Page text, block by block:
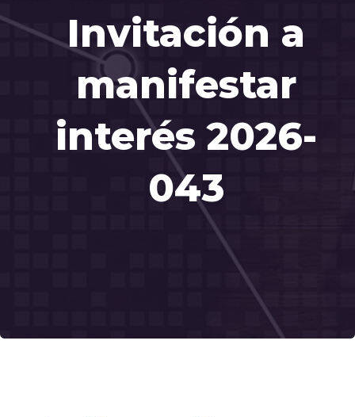
Invitación a
manifestar
interés 2026-
043